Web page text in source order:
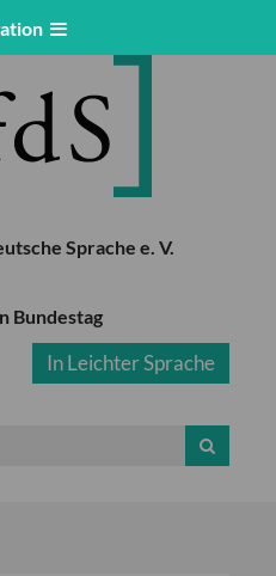
Sprache e. V.
Bundestag
In Leichter Sprache